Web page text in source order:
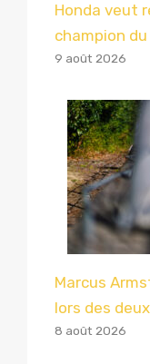
Honda veut
champion du
9 août 2026
Marcus
lors des
8 août 2026